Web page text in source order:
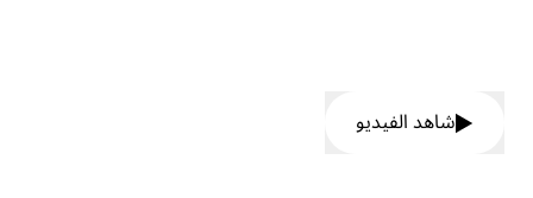
شاهد الفيديو